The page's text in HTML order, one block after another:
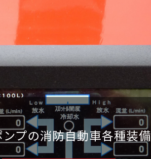
プの消防自動車各種装備